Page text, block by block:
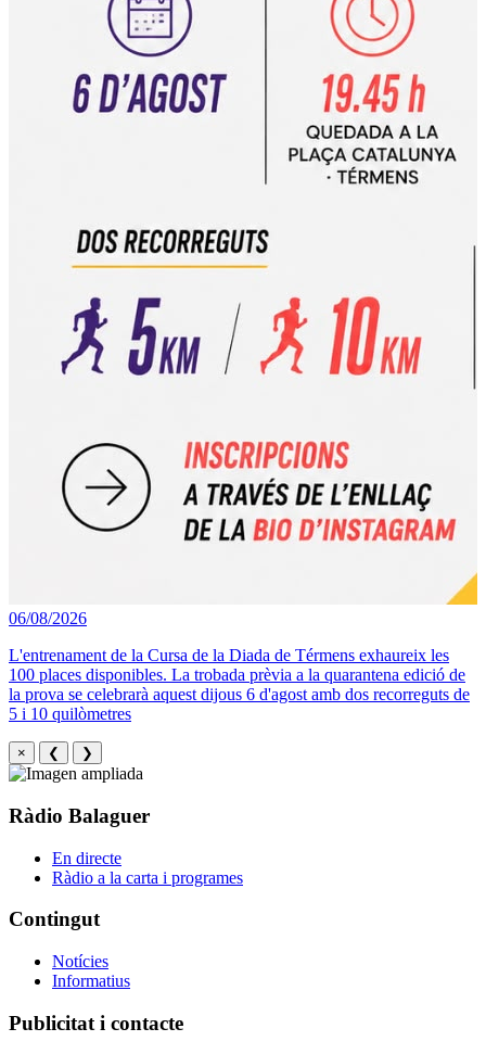
06/08/2026
L'entrenament de la Cursa de la Diada de Térmens exhaureix les
100 places disponibles. La trobada prèvia a la quarantena edició de
la prova se celebrarà aquest dijous 6 d'agost amb dos recorreguts de
5 i 10 quilòmetres
× ❮ ❯
Ràdio Balaguer
En directe
Ràdio a la carta i programes
Contingut
Notícies
Informatius
Publicitat i contacte